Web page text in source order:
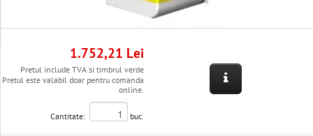
1.752,21 Lei
Pretul include TVA si timbrul verde
Pretul este valabil doar pentru comanda
online.
Cantitate: buc.